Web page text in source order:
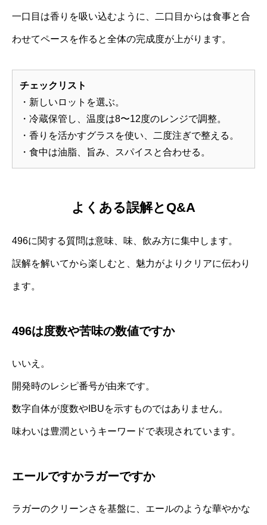
一口目は香りを吸い込むように、二口目からは食事と合
わせてペースを作ると全体の完成度が上がります。
チェックリスト
・新しいロットを選ぶ。
・冷蔵保管し、温度は8〜12度のレンジで調整。
・香りを活かすグラスを使い、二度注ぎで整える。
・食中は油脂、旨み、スパイスと合わせる。
よくある誤解とQ&A
496に関する質問は意味、味、飲み方に集中します。
誤解を解いてから楽しむと、魅力がよりクリアに伝わり
ます。
496は度数や苦味の数値ですか
いいえ。
開発時のレシピ番号が由来です。
数字自体が度数やIBUを示すものではありません。
味わいは豊潤というキーワードで表現されています。
エールですかラガーですか
ラガーのクリーンさを基盤に、エールのような華やかな